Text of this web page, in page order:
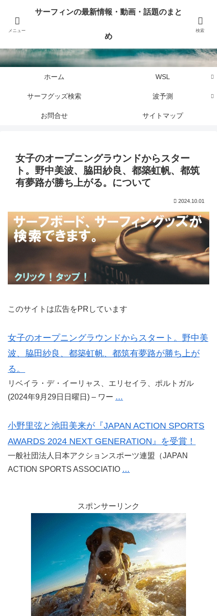
サーフィンに関するニュース・話題や最新情報を写真、画像、動画でまとめて
ホーム WSL
サーフグッズ検索 波予測
お問合せ サイトマップ
女子のオープニングラウンドからスター
ト。野中美波、脇田紗良、都築虹帆、都筑
有夢路が勝ち上がる。について
2024.10.01
このサイトは広告をPRしています
女子のオープニングラウンドからスタート。野中美
波、脇田紗良、都築虹帆、都筑有夢路が勝ち上が
る。
リベイラ・デ・イーリャス、エリセイラ、ポルトガル
(2024年9月29日日曜日) – ワー …
小野里弦と池田美来が『JAPAN ACTION SPORTS
AWARDS 2024 NEXT GENERATION』を受賞！
一般社団法人日本アクションスポーツ連盟（JAPAN
ACTION SPORTS ASSOCIATIO …
スポンサーリンク
メニュー
サーフィンの最新情報・動画・話題のまと
め
検索